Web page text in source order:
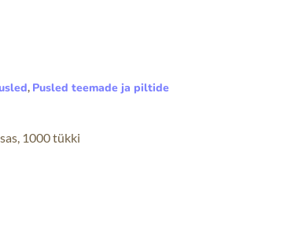
, Pusled teemade ja piltide
1000 tükki